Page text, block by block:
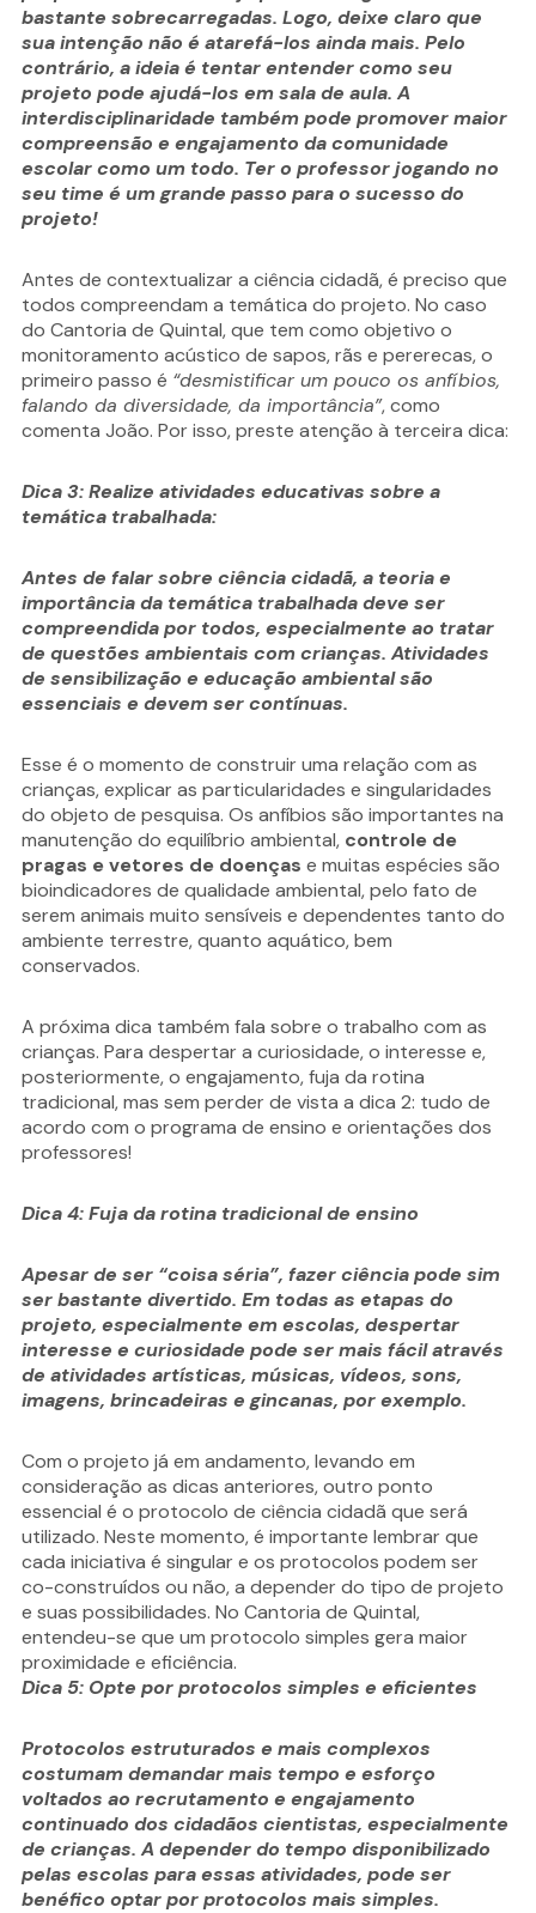
bastante sobrecarregadas. Logo, deixe claro que
sua intenção não é atarefá-los ainda mais. Pelo
contrário, a ideia é tentar entender como seu
projeto pode ajudá-los em sala de aula. A
interdisciplinaridade também pode promover maior
compreensão e engajamento da comunidade
escolar como um todo. Ter o professor jogando no
seu time é um grande passo para o sucesso do
projeto!
Antes de contextualizar a ciência cidadã, é preciso que
todos compreendam a temática do projeto. No caso
do Cantoria de Quintal, que tem como objetivo o
monitoramento acústico de sapos, rãs e pererecas, o
primeiro passo é “desmistificar um pouco os anfíbios,
falando da diversidade, da importância”, como
comenta João. Por isso, preste atenção à terceira dica:
Dica 3: Realize atividades educativas sobre a
temática trabalhada:
Antes de falar sobre ciência cidadã, a teoria e
importância da temática trabalhada deve ser
compreendida por todos, especialmente ao tratar
de questões ambientais com crianças. Atividades
de sensibilização e educação ambiental são
essenciais e devem ser contínuas.
Esse é o momento de construir uma relação com as
crianças, explicar as particularidades e singularidades
do objeto de pesquisa. Os anfíbios são importantes na
manutenção do equilíbrio ambiental, controle de
pragas e vetores de doenças e muitas espécies são
bioindicadores de qualidade ambiental, pelo fato de
serem animais muito sensíveis e dependentes tanto do
ambiente terrestre, quanto aquático, bem
conservados.
A próxima dica também fala sobre o trabalho com as
crianças. Para despertar a curiosidade, o interesse e,
posteriormente, o engajamento, fuja da rotina
tradicional, mas sem perder de vista a dica 2: tudo de
acordo com o programa de ensino e orientações dos
professores!
Dica 4: Fuja da rotina tradicional de ensino
Apesar de ser “coisa séria”, fazer ciência pode sim
ser bastante divertido. Em todas as etapas do
projeto, especialmente em escolas, despertar
interesse e curiosidade pode ser mais fácil através
de atividades artísticas, músicas, vídeos, sons,
imagens, brincadeiras e gincanas, por exemplo.
Com o projeto já em andamento, levando em
consideração as dicas anteriores, outro ponto
essencial é o protocolo de ciência cidadã que será
utilizado. Neste momento, é importante lembrar que
cada iniciativa é singular e os protocolos podem ser
co-construídos ou não, a depender do tipo de projeto
e suas possibilidades. No Cantoria de Quintal,
entendeu-se que um protocolo simples gera maior
proximidade e eficiência.
Dica 5: Opte por protocolos simples e eficientes
Protocolos estruturados e mais complexos
costumam demandar mais tempo e esforço
voltados ao recrutamento e engajamento
continuado dos cidadãos cientistas, especialmente
de crianças. A depender do tempo disponibilizado
pelas escolas para essas atividades, pode ser
benéfico optar por protocolos mais simples.